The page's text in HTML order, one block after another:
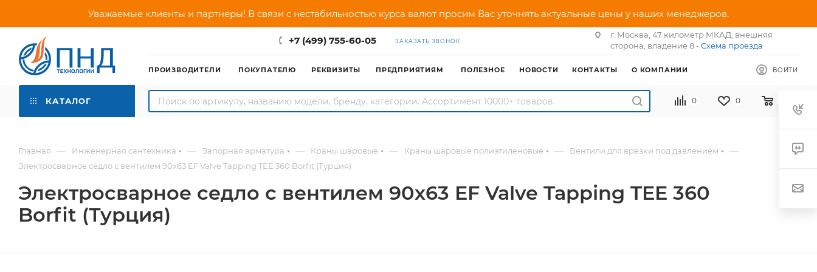
Уважаемые клиенты и партнеры! В связи с нестабильностью курса валют просим Вас уточнять актуальные цены у наших менеджеров.
+7 (499) 755-60-05 ЗАКАЗАТЬ ЗВОНОК
г. Москва, 47 километр МКАД, внешняя
сторона, владение 8 - Схема проезда
ВОЙТИ
ПРОИЗВОДИТЕЛИ ПОКУПАТЕЛЮ РЕКВИЗИТЫ ПРЕДПРИЯТИЯМ ПОЛЕЗНОЕ НОВОСТИ КОНТАКТЫ О КОМПАНИИ
0 0
КАТАЛОГ
Главная — Инженерная сантехника — Запорная арматура — Краны шаровые — Краны шаровые полиэтиленовые — Вентили для врезки под давлением —
Электросварное седло с вентилем 90х63 EF Valve Tapping TEE 360 Borfit (Турция)
Электросварное седло с вентилем 90х63 EF Valve Tapping TEE 360
Borfit (Турция)